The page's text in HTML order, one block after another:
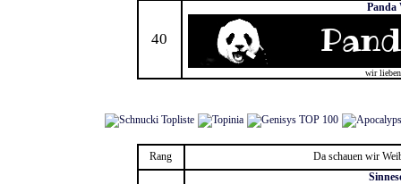
40
Panda
wir
Rang Da schauen wir